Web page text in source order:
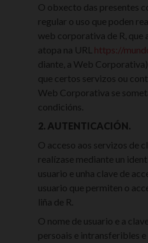
O obxecto das presentes
regular o uso que poden
web corporativa de R, que
atopa na URL https://
diante, a Web
que certos servizos ou
Web Corporativa se
condicións.
2. AUTENTICACIÓN.
O acceso aos servizos de
realízase mediante un
usuario e unha clave de
usuario que permiten o
liña de R.
O nome de usuario e a
persoais e intransferibles